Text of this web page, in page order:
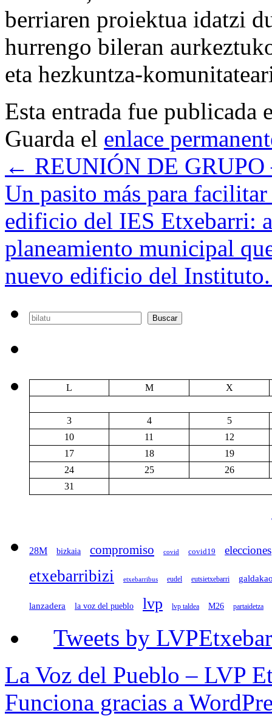
berriaren proiektua idatzi
hurrengo bileran
eta hezkuntza-
Esta entrada fue publicada
Guarda el enlace
← REUNIÓN DE
Un pasito más para
edificio del IES Etxebarri:
planeamiento municipal
nuevo edificio del
Buscar Buscar
L M X
3 4
5
10
11
12
17
18
19
24
25
26
31
28M bizkaia compromiso covid covid19 elecciones
etxebarribizi etxebarribus eudel eutsietxebarri
lanzadera la voz del pueblo lvp lvp taldea M26 partaidetza
Tweets by
La Voz del Pueblo – LVP
Funciona gracias a